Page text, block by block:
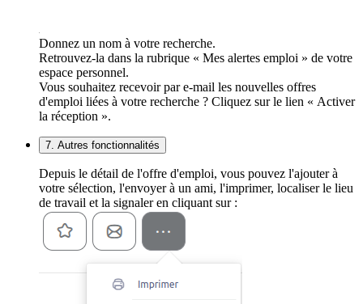
Donnez un nom à votre recherche.
Retrouvez-la dans la rubrique « Mes alertes emploi » de votre
espace personnel.
Vous souhaitez recevoir par e-mail les nouvelles offres
d'emploi liées à votre recherche ? Cliquez sur le lien « Activer
la réception ».
7. Autres fonctionnalités
Depuis le détail de l'offre d'emploi, vous pouvez l'ajouter à
votre sélection, l'envoyer à un ami, l'imprimer, localiser le lieu
de travail et la signaler en cliquant sur :